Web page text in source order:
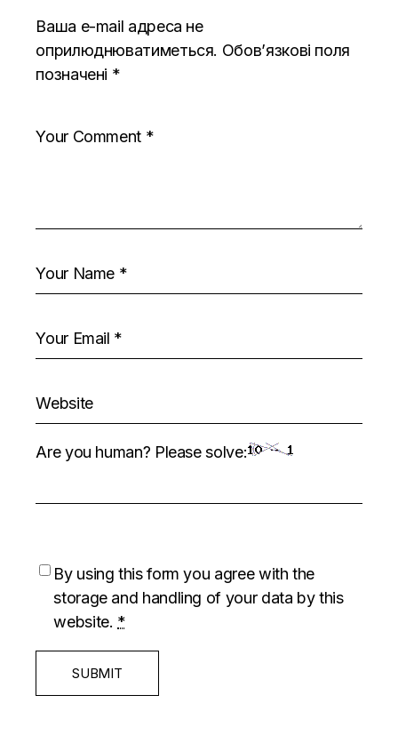
Ваша e-mail адреса не
оприлюднюватиметься. Обов’язкові поля
позначені *
Are you human? Please solve:
By using this form you agree with the
storage and handling of your data by this
website. *
SUBMIT